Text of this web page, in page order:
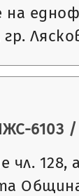
на
гр.
6103 /
чл.